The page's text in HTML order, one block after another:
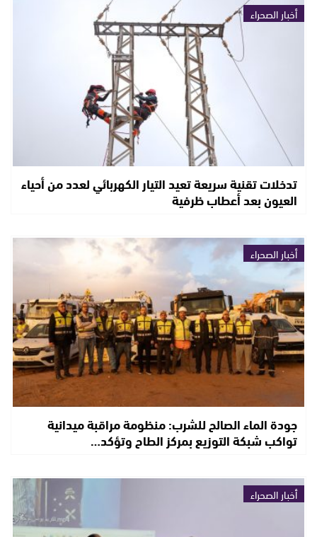
أخبار الصحراء
تدخلات تقنية سريعة تعيد التيار الكهربائي لعدد من أحياء
العيون بعد أعطاب ظرفية
أخبار الصحراء
جودة الماء الصالح للشرب: منظومة مراقبة ميدانية
تواكب شبكة التوزيع بمركز الطاح وتؤكد…
أخبار الصحراء